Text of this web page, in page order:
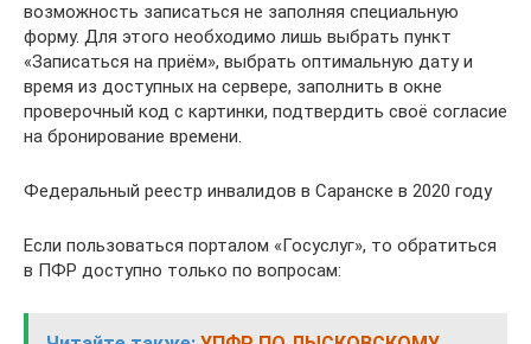
возможность записаться не заполняя специальную
форму. Для этого необходимо лишь выбрать пункт
«Записаться на приём», выбрать оптимальную дату и
время из доступных на сервере, заполнить в окне
проверочный код с картинки, подтвердить своё согласие
на бронирование времени.
Федеральный реестр инвалидов в Саранске в 2020 году
Если пользоваться порталом «Госуслуг», то обратиться
в ПФР доступно только по вопросам: